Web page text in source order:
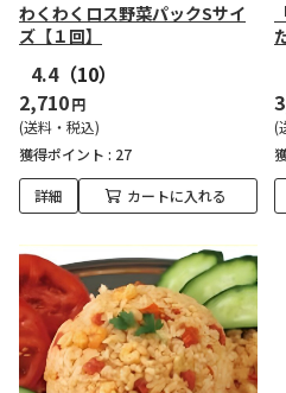
わくわくロス野菜パックSサイ
ズ【１回】
4.4（10）
2,710円
(送料・税込)
獲得ポイント : 27
詳細 カートに入れる
(